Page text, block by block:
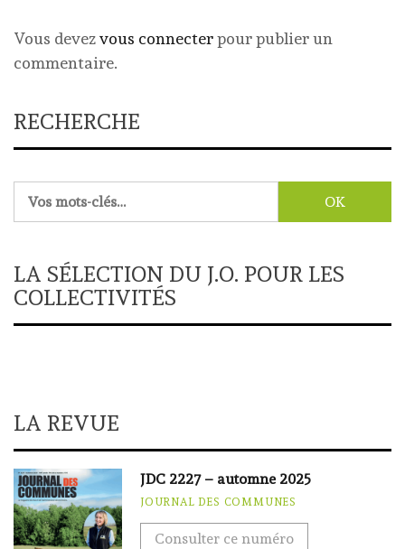
Vous devezvous connecterpour publier un
commentaire.
RECHERCHE
LA SÉLECTION DU J.O. POUR LES
COLLECTIVITÉS
LA REVUE
JDC 2227 – automne 2025
JOURNAL DES COMMUNES
Consulter ce numéro